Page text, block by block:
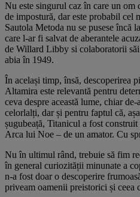
Nu este singurul caz în care un om
de impostură, dar este probabil cel
Sautola Metoda nu se pusese încă
care l-ar fi salvat de aberantele
de Willard Libby si colaboratorii
abia în 1949.
În același timp, însă, descoperirea
Altamira este relevantă pentru
ceva despre această lume, chiar
celorlalți, dar și pentru faptul că,
șugubeață, Titanicul a fost
Arca lui Noe – de un amator. Cu
Nu în ultimul rând, trebuie să fim
în general curiozității minunate a
n-a fost doar o descoperire
priveam oamenii preistorici și ceea